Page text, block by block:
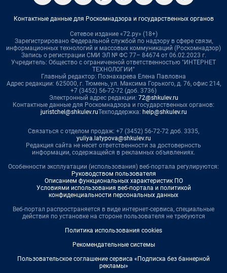
Контактные данные для Роскомнадзора и государственных органов
Сетевое издание «72.ру» (18+)
Зарегистрировано Федеральной службой по надзору в сфере связи,
информационных технологий и массовых коммуникаций (Роскомнадзор)
Запись о регистрации СМИ ЭЛ № ФС 77– 84674 от 06.02.2023 г.
Учредитель: Общество с ограниченной ответственностью "ИНТЕРНЕТ
ТЕХНОЛОГИИ"
Главный редактор: Познахарева Елена Павловна
Адрес редакции: 625000, г. Тюмень, ул. Максима Горького, д. 76, офис 214,
+7 (3452) 56-72-72 (доб. 3736)
Электронный адрес редакции: 72@shkulev.ru
Контактные данные для Роскомнадзора и государственных органов:
juristchel@shkulev.ruТехподдержка: help@shkulev.ru
Связаться с отделом продаж: +7 (3452) 56-72-72 доб. 3335,
yuliya.latypova@shkulev.ru
Редакция сайта не несет ответственности за достоверность
информации, содержащейся в рекламных объявлениях.
Особенности эксплуатации (использования) веб-портала регулируются:
Руководством пользователя
Описанием функциональных характеристик ПО
Условиями использования веб-портала и политикой
конфиденциальности персональных данных
Веб-портал распространяется в виде интернет-сервиса, специальные
действия по установке на стороне пользователя не требуются
Политика использования cookies
Рекомендательные системы
Пользовательское соглашение сервиса «Подписка без баннерной
рекламы»